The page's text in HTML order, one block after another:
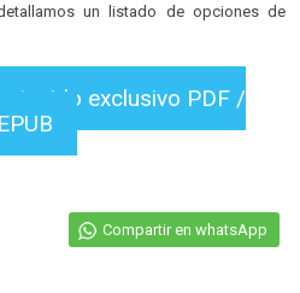
un listado de opciones de
exclusivo PDF /
Compartir en whatsApp